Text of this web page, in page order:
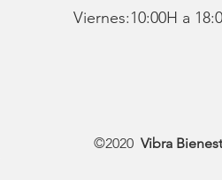
Viernes:10:00H a
©2020 Vibra